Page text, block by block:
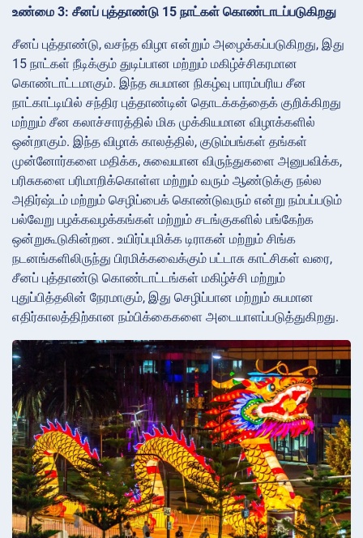
உண்மை 3: சீனப் புத்தாண்டு 15 நாட்கள் கொண்டாடப்படுகிறது
சீனப் புத்தாண்டு, வசந்த விழா என்றும் அழைக்கப்படுகிறது, இது
15 நாட்கள் நீடிக்கும் துடிப்பான மற்றும் மகிழ்ச்சிகரமான
கொண்டாட்டமாகும். இந்த சுபமான நிகழ்வு பாரம்பரிய சீன
நாட்காட்டியில் சந்திர புத்தாண்டின் தொடக்கத்தைக் குறிக்கிறது
மற்றும் சீன கலாச்சாரத்தில் மிக முக்கியமான விழாக்களில்
ஒன்றாகும். இந்த விழாக் காலத்தில், குடும்பங்கள் தங்கள்
முன்னோர்களை மதிக்க, சுவையான விருந்துகளை அனுபவிக்க,
பரிசுகளை பரிமாறிக்கொள்ள மற்றும் வரும் ஆண்டுக்கு நல்ல
அதிர்ஷ்டம் மற்றும் செழிப்பைக் கொண்டுவரும் என்று நம்பப்படும்
பல்வேறு பழக்கவழக்கங்கள் மற்றும் சடங்குகளில் பங்கேற்க
ஒன்றுகூடுகின்றன. உயிர்ப்புமிக்க டிராகன் மற்றும் சிங்க
நடனங்களிலிருந்து பிரமிக்கவைக்கும் பட்டாசு காட்சிகள் வரை,
சீனப் புத்தாண்டு கொண்டாட்டங்கள் மகிழ்ச்சி மற்றும்
புதுப்பித்தலின் நேரமாகும், இது செழிப்பான மற்றும் சுபமான
எதிர்காலத்திற்கான நம்பிக்கைகளை அடையாளப்படுத்துகிறது.